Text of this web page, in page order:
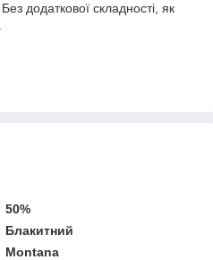
Без додаткової складності, як
50%
Блакитний
Montana